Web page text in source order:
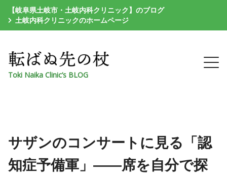
【岐阜県土岐市・土岐内科クリニック】のブログ
土岐内科クリニックのホームページ
Toki Naika Clinic’s BLOG
サザンのコンサートに見る「認
知症予備軍」――席を自分で探